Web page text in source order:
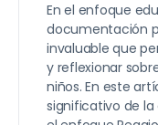
En el enfoque
documentación
invaluable que
y reflexionar
niños. En este
significativo de